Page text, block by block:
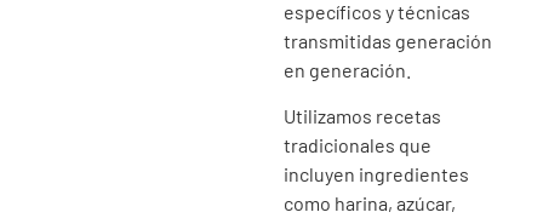
específicos y técnicas
transmitidas generación
en generación.
Utilizamos recetas
tradicionales que
incluyen ingredientes
como harina, azúcar,